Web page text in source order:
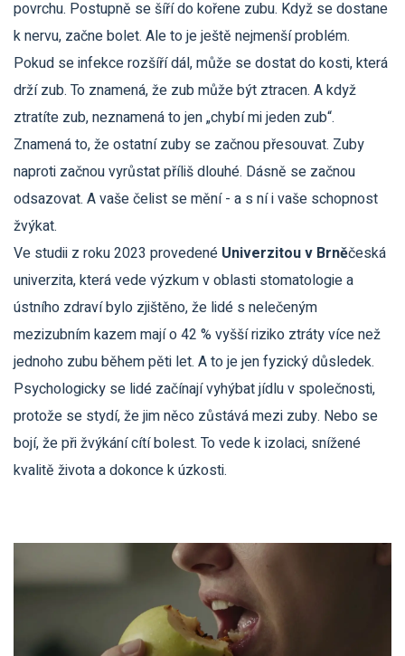
povrchu. Postupně se šíří do kořene zubu. Když se dostane
k nervu, začne bolet. Ale to je ještě nejmenší problém.
Pokud se infekce rozšíří dál, může se dostat do kosti, která
drží zub. To znamená, že zub může být ztracen. A když
ztratíte zub, neznamená to jen „chybí mi jeden zub“.
Znamená to, že ostatní zuby se začnou přesouvat. Zuby
naproti začnou vyrůstat příliš dlouhé. Dásně se začnou
odsazovat. A vaše čelist se mění - a s ní i vaše schopnost
žvýkat.
Ve studii z roku 2023 provedené Univerzitou v Brněčeská
univerzita, která vede výzkum v oblasti stomatologie a
ústního zdravíbylo zjištěno, že lidé s nelečeným
mezizubním kazem mají o 42 % vyšší riziko ztráty více než
jednoho zubu během pěti let. A to je jen fyzický důsledek.
Psychologicky se lidé začínají vyhýbat jídlu v společnosti,
protože se stydí, že jim něco zůstává mezi zuby. Nebo se
bojí, že při žvýkání cítí bolest. To vede k izolaci, snížené
kvalitě života a dokonce k úzkosti.